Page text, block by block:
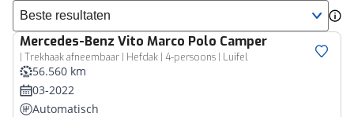
Sorteer resultaten
Mercedes-Benz Vito Marco Polo Camper
| Trekhaak afneembaar | Hefdak | 4-persoons | Luifel
56.560 km
03-2022
Automatisch